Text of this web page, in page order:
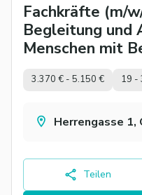
Fachkräfte (m/
Begleitung und
Menschen mit
3.370 € - 5.150 € 19 -
Herrengasse 1,
Teilen